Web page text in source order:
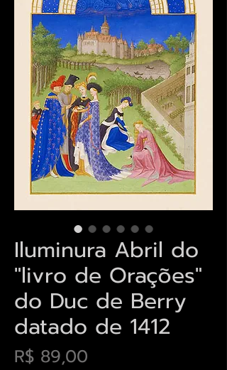
Iluminura Abril do
"livro de Orações"
do Duc de Berry
datado de 1412
R$ 89,00